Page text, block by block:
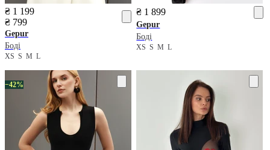
₴ 1 199
₴ 799
Gepur
Боді
XS S M L
₴ 1 899
Gepur
Боді
XSSML
−42%